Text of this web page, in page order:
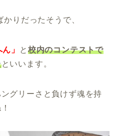
りだったそうで、
」 と 校内のコンテストで
といいます。
グリーさと負けず魂を持